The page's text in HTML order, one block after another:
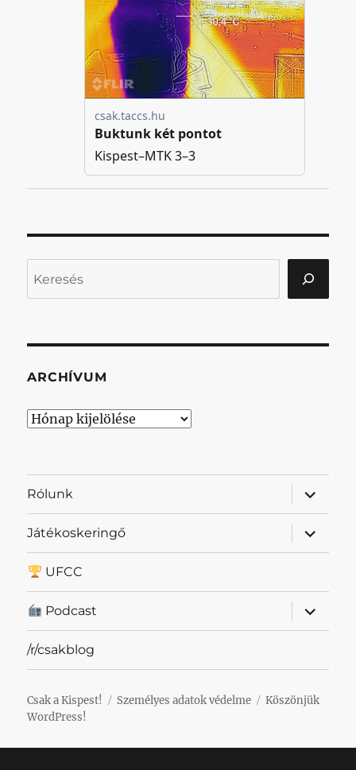
ARCHÍVUM
Archívum
Rólunk
almenü
Játékoskeringő
almenü
UFCC
Podcast
almenü
/r/csakblog
Csak a Kispest! Személyes adatok védelme
Köszönjük
WordPress!